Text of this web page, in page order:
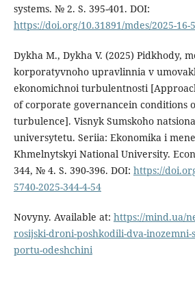
systems. № 2. S. 395-401. DOI:
https://doi.org/10.31891/mdes/2025-16-
Dykha M., Dykha V. (2025) Pidkhody,
korporatyvnoho upravlinnia v
ekonomichnoi turbulentnosti
of corporate governancein conditions
turbulence]. Visnyk Sumskoho
universytetu. Seriia: Ekonomika i
Khmelnytskyi National University.
344, № 4. S. 390-396. DOI: https://
5740-2025-344-4-54
Novyny. Available at: https://mind.ua/
rosijski-droni-poshkodili-dva-inozemni-
portu-odeshchini